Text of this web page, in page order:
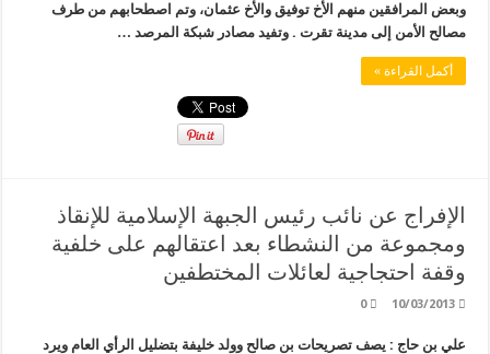
وبعض المرافقين منهم الأخ توفيق والأخ عثمان، وتم اصطحابهم من طرف
مصالح الأمن إلى مدينة تقرت . وتفيد مصادر شبكة المرصد …
أكمل القراءة »
الإفراج عن نائب رئيس الجبهة الإسلامية للإنقاذ
ومجموعة من النشطاء بعد اعتقالهم على خلفية
وقفة احتجاجية لعائلات المختطفين
10/03/2013
0
علي بن حاج : يصف تصريحات بن صالح وولد خليفة بتضليل الرأي العام ويرد